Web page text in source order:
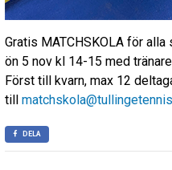
Gratis MATCHSKOLA för alla
ön 5 nov kl 14-15 med
Först till kvarn, max 12
till
DELA